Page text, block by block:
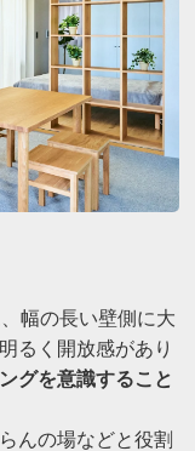
幅の長い壁側に大
るく開放感があり
グを意識すること
んの場などと役割